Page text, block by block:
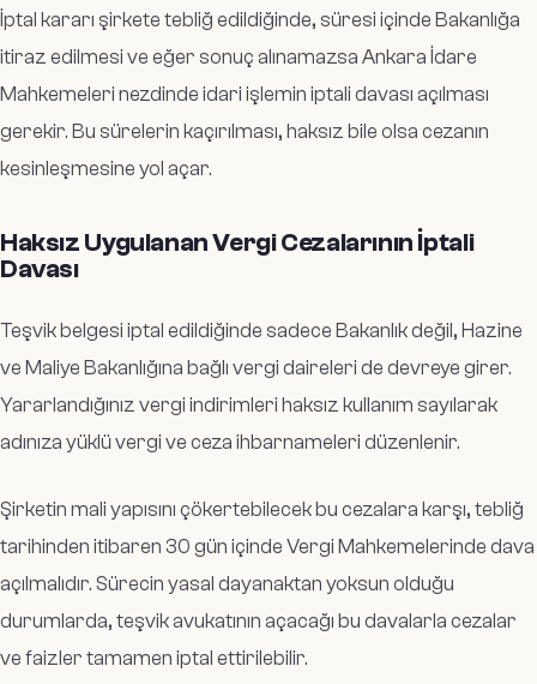
İptal kararı şirkete tebliğ edildiğinde, süresi içinde Bakanlığa
itiraz edilmesi ve eğer sonuç alınamazsa Ankara İdare
Mahkemeleri nezdinde idari işlemin iptali davası açılması
gerekir. Bu sürelerin kaçırılması, haksız bile olsa cezanın
kesinleşmesine yol açar.
Haksız Uygulanan Vergi Cezalarının İptali
Davası
Teşvik belgesi iptal edildiğinde sadece Bakanlık değil, Hazine
ve Maliye Bakanlığına bağlı vergi daireleri de devreye girer.
Yararlandığınız vergi indirimleri haksız kullanım sayılarak
adınıza yüklü vergi ve ceza ihbarnameleri düzenlenir.
Şirketin mali yapısını çökertebilecek bu cezalara karşı, tebliğ
tarihinden itibaren 30 gün içinde Vergi Mahkemelerinde dava
açılmalıdır. Sürecin yasal dayanaktan yoksun olduğu
durumlarda, teşvik avukatının açacağı bu davalarla cezalar
ve faizler tamamen iptal ettirilebilir.